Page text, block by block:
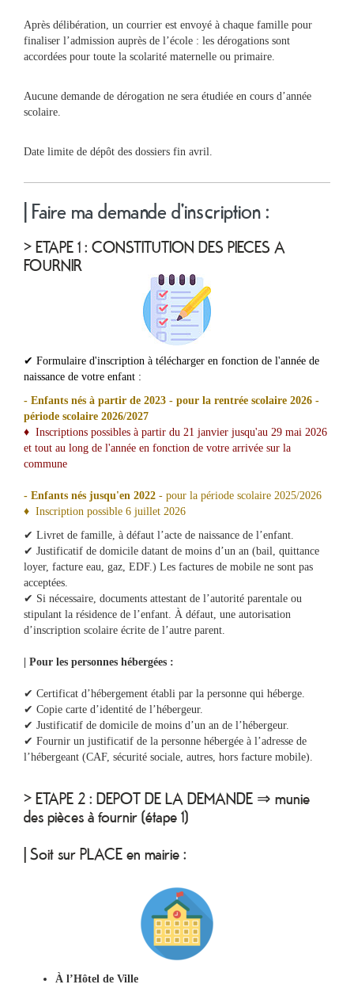
Après délibération, un courrier est envoyé à chaque famille pour
finaliser l’admission auprès de l’école : les dérogations sont
accordées pour toute la scolarité maternelle ou primaire.
Aucune demande de dérogation ne sera étudiée en cours d’année
scolaire.
Date limite de dépôt des dossiers fin avril.
| Faire ma demande d'inscription :
> ETAPE 1 : CONSTITUTION DES PIECES A
FOURNIR
✔ Formulaire d'inscription à télécharger en fonction de l'année de
naissance de votre enfant :
- Enfants nés à partir de 2023 - pour la rentrée scolaire 2026 -
période scolaire 2026/2027
♦ Inscriptions possibles à partir du 21 janvier jusqu'au 29 mai 2026
et tout au long de l'année en fonction de votre arrivée sur la
commune
- Enfants nés jusqu'en 2022 - pour la période scolaire 2025/2026
♦ Inscription possible 6 juillet 2026
✔ Livret de famille, à défaut l’acte de naissance de l’enfant.
✔ Justificatif de domicile datant de moins d’un an (bail, quittance
loyer, facture eau, gaz, EDF.) Les factures de mobile ne sont pas
acceptées.
✔ Si nécessaire, documents attestant de l’autorité parentale ou
stipulant la résidence de l’enfant. À défaut, une autorisation
d’inscription scolaire écrite de l’autre parent.
| Pour les personnes hébergées :
✔ Certificat d’hébergement établi par la personne qui héberge.
✔ Copie carte d’identité de l’hébergeur.
✔ Justificatif de domicile de moins d’un an de l’hébergeur.
✔ Fournir un justificatif de la personne hébergée à l’adresse de
l’hébergeant (CAF, sécurité sociale, autres, hors facture mobile).
> ETAPE 2 : DEPOT DE LA DEMANDE ⇒ munie
des pièces à fournir (étape 1)
| Soit sur PLACE en mairie :
À l’Hôtel de Ville